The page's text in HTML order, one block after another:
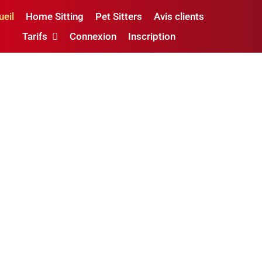
Home Sitting Pet Sitters
Avis clients
Tarifs
Connexion Inscription